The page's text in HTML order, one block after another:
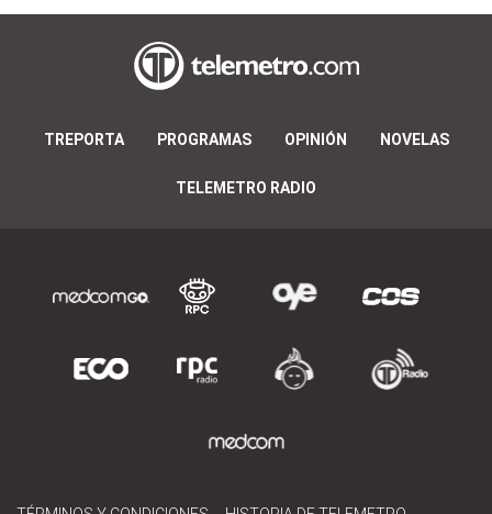
TREPORTA PROGRAMAS OPINIÓN NOVELAS
TELEMETRO RADIO